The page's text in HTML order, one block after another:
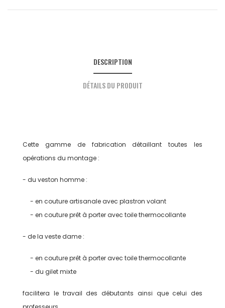
DESCRIPTION
DÉTAILS DU PRODUIT
Cette gamme de fabrication détaillant toutes les
opérations du montage :
- du veston homme :
- en couture artisanale avec plastron volant
- en couture prêt à porter avec toile thermocollante
- de la veste dame :
- en couture prêt à porter avec toile thermocollante
- du gilet mixte
facilitera le travail des débutants ainsi que celui des